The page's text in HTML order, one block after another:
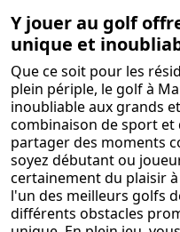
Y jouer au golf
unique et
Que ce soit pour les
plein périple, le golf à
inoubliable aux grands
combinaison de sport
partager des moments
soyez débutant ou
certainement du plaisir
l'un des meilleurs golfs
différents obstacles